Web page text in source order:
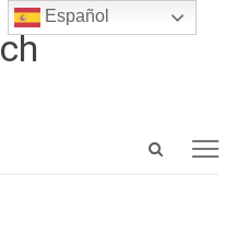
Open
Español